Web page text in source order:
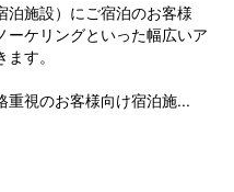
泊施設）にご宿泊のお客様
ーケリングといった幅広いア
す。
重視のお客様向け宿泊施...